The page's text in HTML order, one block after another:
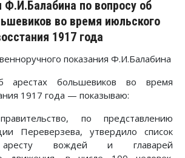
Ф.И.Балабина по вопросу об
во время июльского
1917 года
показания Ф.И.Балабина
арестах большевиков во время
1917 года — показываю:
по представлению
Переверзева, утвердило список
аресту вождей и главарей